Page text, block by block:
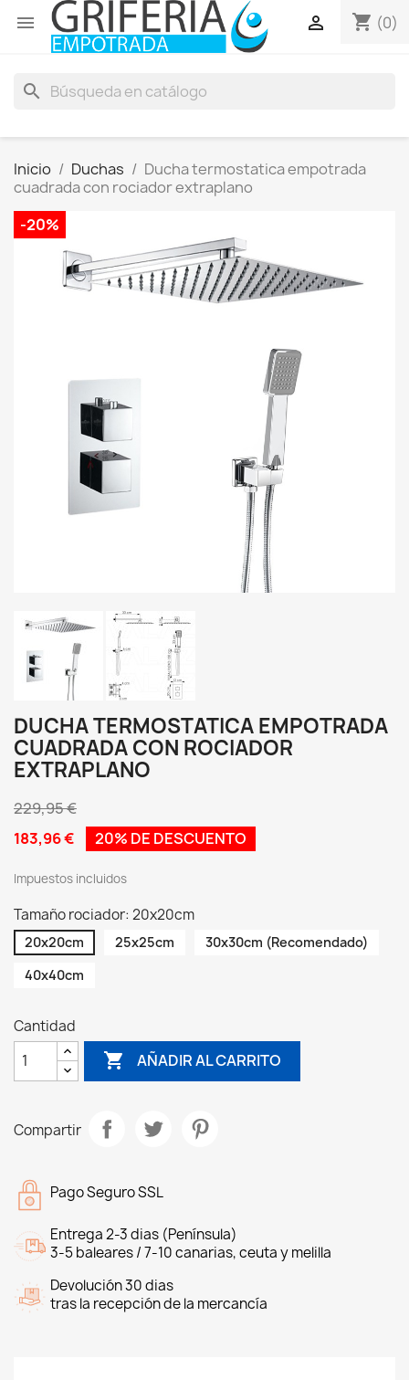
 shopping_cart (0)

search
Inicio Duchas
Ducha termostatica empotrada
cuadrada con rociador extraplano
-20%
DUCHA TERMOSTATICA EMPOTRADA
CUADRADA CON ROCIADOR
EXTRAPLANO
229,95 €
183,96 €
20% DE DESCUENTO
Impuestos incluidos
Tamaño rociador: 20x20cm
20x20cm 25x25cm
30x30cm (Recomendado)
40x40cm
Cantidad
 AÑADIR AL CARRITO
Compartir
Pago Seguro SSL
Entrega 2-3 dias (Península)
3-5 baleares / 7-10 canarias, ceuta y melilla
Devolución 30 dias
tras la recepción de la mercancía